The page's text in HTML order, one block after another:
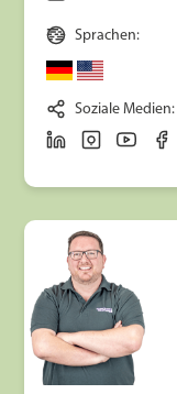
Sprachen:
Soziale Medien: